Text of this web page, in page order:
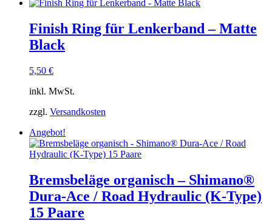
Finish Ring für Lenkerband – Matte
Black
5,50 €
inkl. MwSt.
zzgl. Versandkosten
Angebot!
Bremsbeläge organisch – Shimano®
Dura-Ace / Road Hydraulic (K-Type)
15 Paare